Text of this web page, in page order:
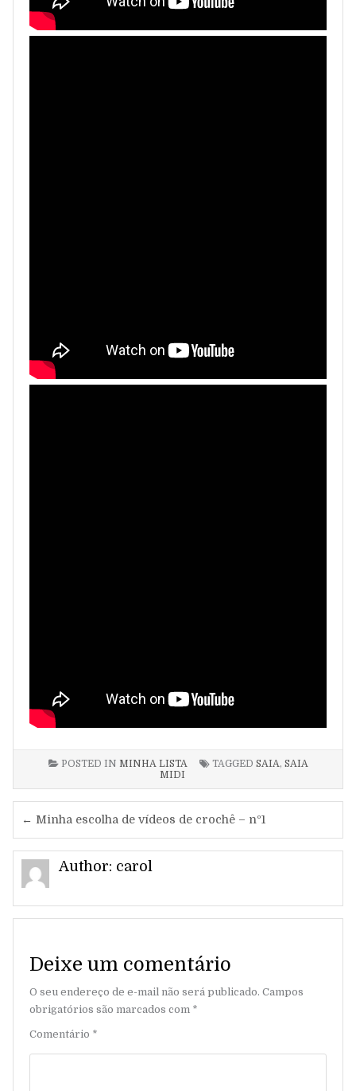
POSTED IN MINHA LISTA TAGGED SAIA, SAIA
MIDI
Navegação
de
Post
← Minha escolha de vídeos de crochê – nº1
Author: carol
Deixe um comentário
O seu endereço de e-mail não será publicado. Campos
obrigatórios são marcados com *
Comentário *